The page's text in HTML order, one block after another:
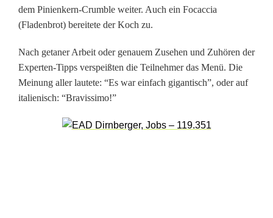
c
h
e
s
F
dem Pinienkern-Crumble weiter. Auch ein Focaccia
(Fladenbrot) bereitete der Koch zu.
Nach getaner Arbeit oder genauem Zusehen und Zuhören der
Experten-Tipps verspeißten die Teilnehmer das Menü. Die
Meinung aller lautete: “Es war einfach gigantisch”, oder auf
italienisch: “Bravissimo!”